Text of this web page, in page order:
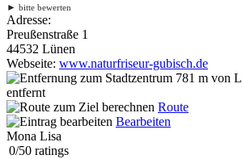
► bitte bewerten
Adresse:
Preußenstraße 1
44532 Lünen
Webseite: www.naturfriseur-gubisch.de
781 m von
entfernt
Route
Bearbeiten
Mona Lisa
0/50 ratings